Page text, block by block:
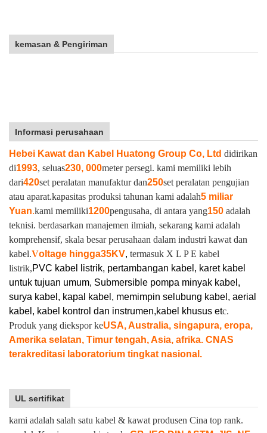
kemasan & Pengiriman
Informasi perusahaan
Hebei Kawat dan Kabel Huatong Group Co, Ltd didirikan
di1993, seluas230, 000meter persegi. kami memiliki lebih
dari420set peralatan manufaktur dan250set peralatan pengujian
atau aparat.kapasitas produksi tahunan kami adalah5 miliar
Yuan.kami memiliki1200pengusaha, di antara yang150 adalah
teknisi. berdasarkan manajemen ilmiah, sekarang kami adalah
komprehensif, skala besar perusahaan dalam industri kawat dan
kabel.Voltage hingga35KV, termasuk X L P E kabel
listrik,PVC kabel listrik, pertambangan kabel, karet kabel
untuk tujuan umum, Submersible pompa minyak kabel,
surya kabel, kapal kabel, memimpin selubung kabel, aerial
kabel, kabel kontrol dan instrumen,kabel khusus etc.
Produk yang diekspor keUSA, Australia, singapura, eropa,
Amerika selatan, Timur tengah, Asia, afrika. CNAS
terakreditasi laboratorium tingkat nasional.
UL sertifikat
kami adalah salah satu kabel & kawat produsen Cina top rank.